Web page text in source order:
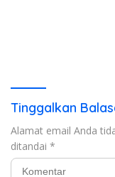
Tinggalkan
Alamat email Anda
ditandai *